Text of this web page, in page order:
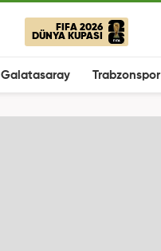
FIFA 2026
DÜNYA KUPASI
Galatasaray Trabzonspor